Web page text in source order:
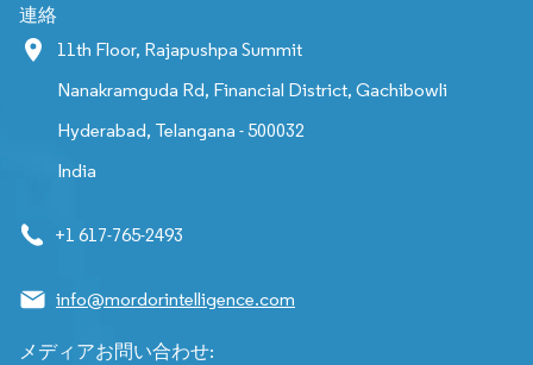
連絡
11th Floor, Rajapushpa Summit
Nanakramguda Rd, Financial District, Gachibowli
Hyderabad, Telangana - 500032
India
+1 617-765-2493
info@mordorintelligence.com
メディアお問い合わせ: